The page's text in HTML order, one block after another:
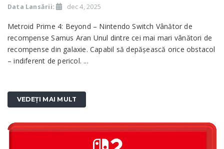
Data Lansării: dec 4, 2025
Metroid Prime 4: Beyond – Nintendo Switch Vânător de
recompense Samus Aran Unul dintre cei mai mari vânători de
recompense din galaxie. Capabil să depășească orice obstacol
– indiferent de pericol. ...
VEDEȚI MAI MULT